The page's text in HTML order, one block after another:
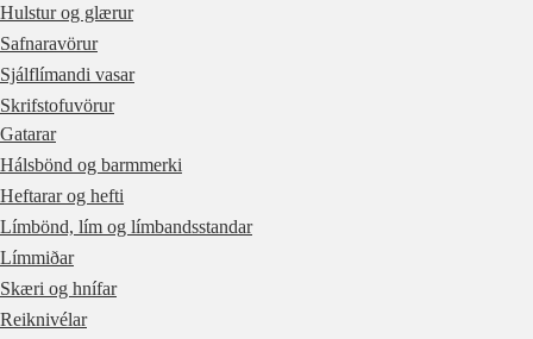
Hulstur og glærur
Safnaravörur
Sjálflímandi vasar
Skrifstofuvörur
Gatarar
Hálsbönd og barmmerki
Heftarar og hefti
Límbönd, lím og límbandsstandar
Límmiðar
Skæri og hnífar
Reiknivélar